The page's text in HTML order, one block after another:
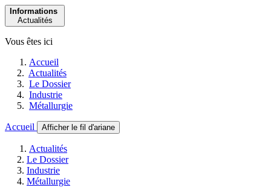
Informations
Actualités
Vous êtes ici
Accueil
Actualités
Le Dossier
Industrie
Métallurgie
Accueil Afficher le fil d'ariane
Actualités
Le Dossier
Industrie
Métallurgie